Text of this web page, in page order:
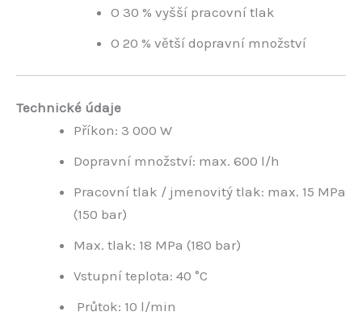
O 30 % vyšší pracovní tlak
O 20 % větší dopravní množství
Technické údaje
Příkon: 3 000 W
Dopravní množství: max. 600 l/h
Pracovní tlak / jmenovitý tlak: max. 15 MPa
(150 bar)
Max. tlak: 18 MPa (180 bar)
Vstupní teplota: 40 °C
Průtok: 10 l/min